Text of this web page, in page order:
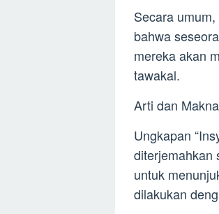
Secara
bahwa
mereka akan
tawakal.
Arti dan
Ungkapan
diterjemahkan
untuk
dilakukan